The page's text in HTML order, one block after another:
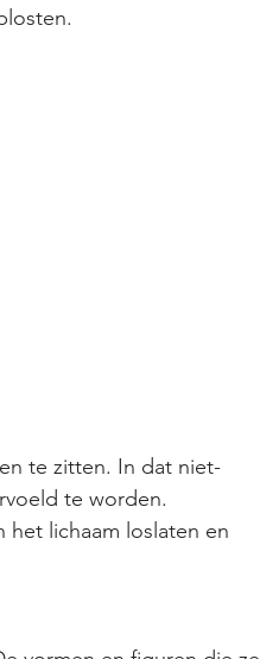
te zitten. In dat niet-
te worden.
lichaam loslaten en